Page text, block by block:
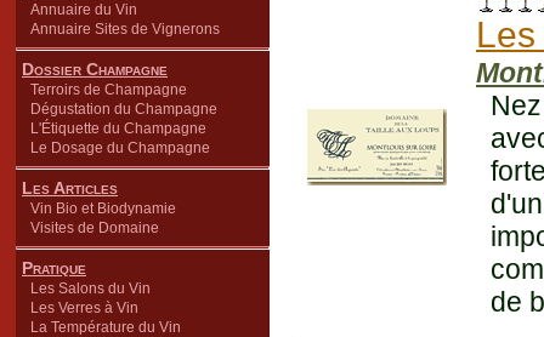
Annuaire du Vin
Annuaire Sites de Vignerons
Dossier Champagne
Terroirs de Champagne
Dégustation du Champagne
L'Étiquette du Champagne
Le Dosage du Champagne
Les Articles
Vin Bio et Biodynamie
Visites de Domaine
Pratique
Les Salons du Vin
Les Verres à Vin
La Température du Vin
de